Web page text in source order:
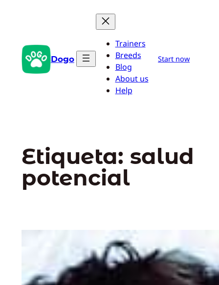
Dogo
Trainers
Breeds
Blog
About us
Help
Start now
Etiqueta: salud
potencial